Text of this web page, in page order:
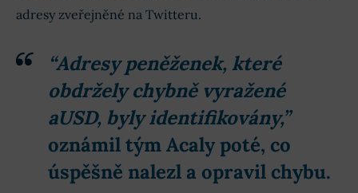
adresy zveřejněné na Twitteru.
“Adresy peněženek, které
obdržely chybně vyražené
aUSD, byly identifikovány,”
oznámil tým Acaly poté, co
úspěšně nalezl a opravil chybu.